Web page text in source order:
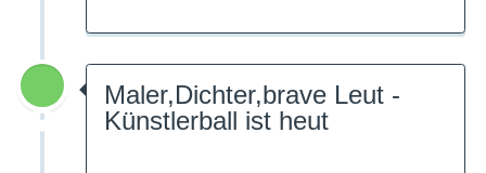
Maler,Dichter,brave Leut -
Künstlerball ist heut